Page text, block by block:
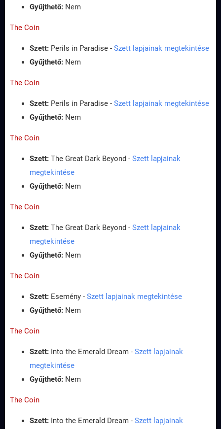
Gyűjthető: Nem
The Coin
Szett: Perils in Paradise - Szett lapjainak megtekintése
Gyűjthető: Nem
The Coin
Szett: Perils in Paradise - Szett lapjainak megtekintése
Gyűjthető: Nem
The Coin
Szett: The Great Dark Beyond - Szett lapjainak
megtekintése
Gyűjthető: Nem
The Coin
Szett: The Great Dark Beyond - Szett lapjainak
megtekintése
Gyűjthető: Nem
The Coin
Szett: Esemény - Szett lapjainak megtekintése
Gyűjthető: Nem
The Coin
Szett: Into the Emerald Dream - Szett lapjainak
megtekintése
Gyűjthető: Nem
The Coin
Szett: Into the Emerald Dream - Szett lapjainak